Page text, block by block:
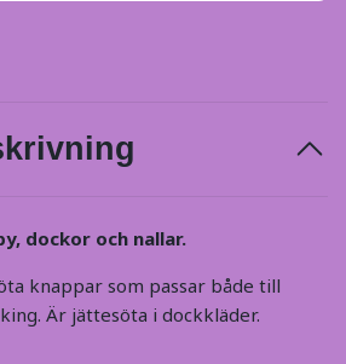
dockor och nallar.
knappar som passar både till
Är jättesöta i dockkläder.